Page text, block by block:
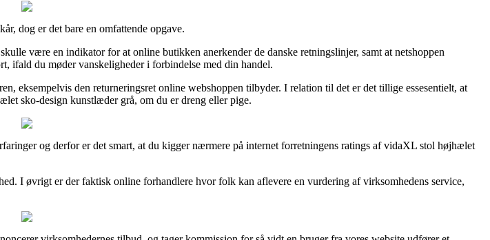
dog er det bare en omfattende opgave.
være en indikator for at online butikken anerkender de danske retningslinjer, samt at netshoppen
ifald du møder vanskeligheder i forbindelse med din handel.
eksempelvis den returneringsret online webshoppen tilbyder. I relation til det er det tillige essesentielt, at
sko-design kunstlæder grå, om du er dreng eller pige.
og derfor er det smart, at du kigger nærmere på internet forretningens ratings af vidaXL stol højhælet
I øvrigt er der faktisk online forhandlere hvor folk kan aflevere en vurdering af virksomhedens service,